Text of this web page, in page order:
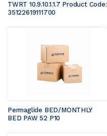
TWRT 10.9.10.1.1.7 Product Code:
35122619111700
Permaglide BED/MONTHLY
BED PAW 52 P10